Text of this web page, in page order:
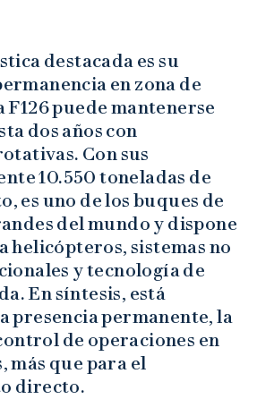
destacada es su
en zona de
F126 puede mantenerse
dos años con
Con sus
10.550 toneladas de
es uno de los buques de
del mundo y dispone
helicópteros, sistemas no
y tecnología de
En síntesis, está
presencia permanente, la
de operaciones en
más que para el
directo.